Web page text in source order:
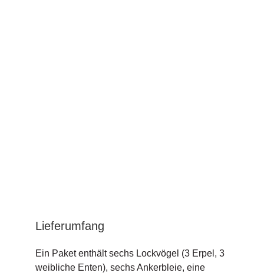
Lieferumfang
Ein Paket enthält sechs Lockvögel (3 Erpel, 3
weibliche Enten), sechs Ankerbleie, eine